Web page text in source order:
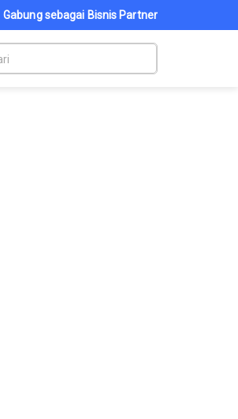
Gabung sebagai Bisnis Partner